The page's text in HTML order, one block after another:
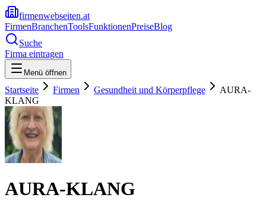
firmenwebseiten.at
FirmenBranchenToolsFunktionenPreiseBlog
Suche
Firma eintragen
Menü öffnen
Startseite Firmen Gesundheit und Körperpflege
AURA-
KLANG
AURA-KLANG